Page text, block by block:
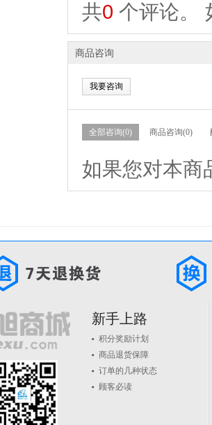
共0 个评论。
商品咨询
我要咨询
全部咨询(0) 商品咨询(0)
如果您对本商
新手上路
积分奖励计划
商品退货保障
订单的几种状态
顾客必读